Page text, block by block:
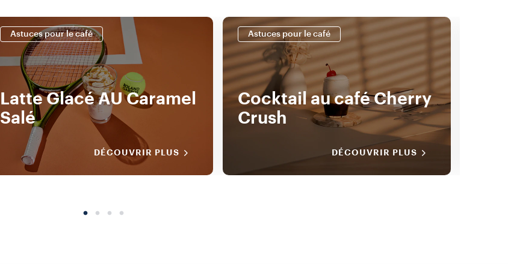
Astuces pour le café
Latte Glacé AU Caramel
Salé
DÉCOUVRIR PLUS
Astuces pour le café
Cocktail au café Cherry
Crush
DÉCOUVRIR PLUS